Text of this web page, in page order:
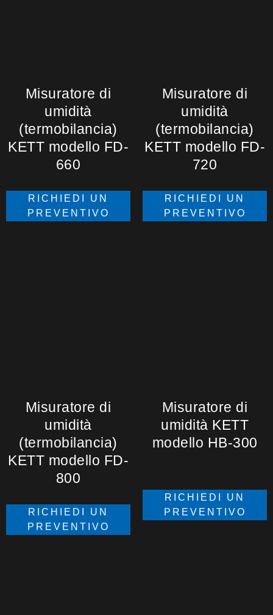
Misuratore di
umidità
(termobilancia)
KETT modello FD-
660
RICHIEDI UN
PREVENTIVO
Misuratore di
umidità
(termobilancia)
KETT modello FD-
720
RICHIEDI UN
PREVENTIVO
Misuratore di
umidità
(termobilancia)
KETT modello FD-
800
RICHIEDI UN
PREVENTIVO
Misuratore di
umidità KETT
modello HB-300
RICHIEDI UN
PREVENTIVO